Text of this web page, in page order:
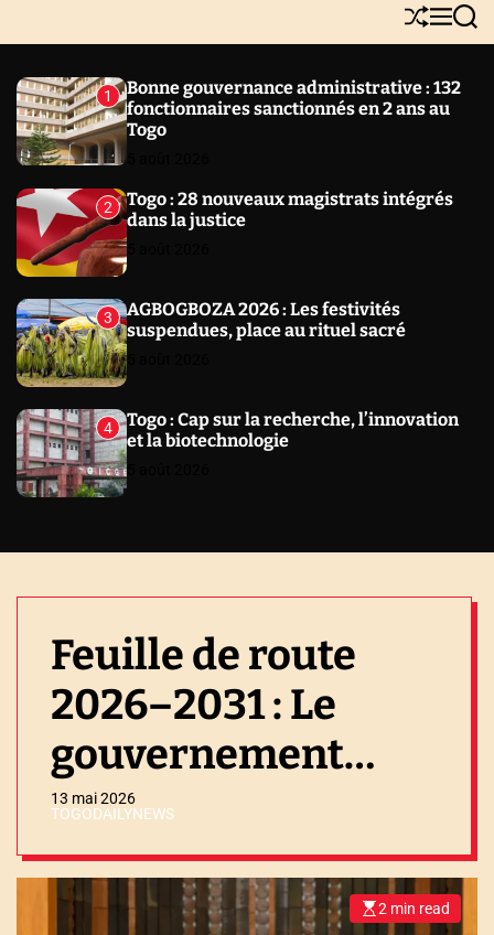
W
S
S
h
l
e
M
e
u
S
e
r
c
1
Bonne gouvernance administrative : 132
fonctionnaires sanctionnés en 2 ans au
Togo
2
Togo : 28 nouveaux magistrats intégrés
dans la justice
3
AGBOGBOZA 2026 : Les festivités
suspendues, place au rituel sacré
4
Togo : Cap sur la recherche, l’innovation
et la biotechnologie
Feuille de route
2026–2031 : Le
gouvernement
engage un dialogue
inclusif
13 mai 2026
TOGODAILYNEWS
E
2 min read